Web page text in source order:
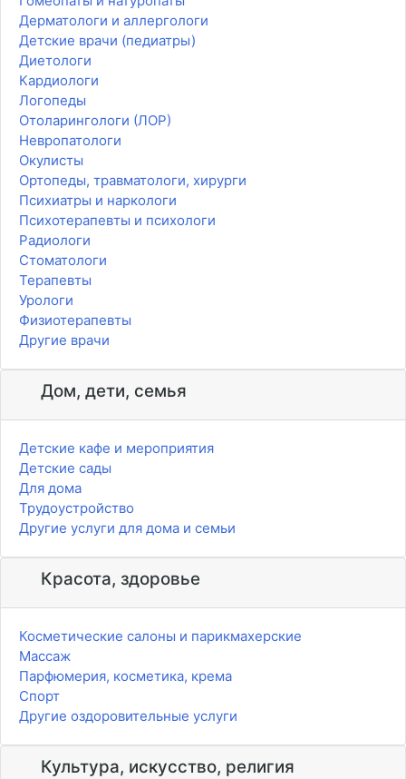
Дерматологи и аллергологи
Детские врачи (педиатры)
Диетологи
Кардиологи
Логопеды
Отоларингологи (ЛОР)
Невропатологи
Окулисты
Ортопеды, травматологи, хирурги
Психиатры и наркологи
Психотерапевты и психологи
Радиологи
Стоматологи
Терапевты
Урологи
Физиотерапевты
Другие врачи
Дом, дети, семья
Детские кафе и мероприятия
Детские сады
Для дома
Трудоустройство
Другие услуги для дома и семьи
Красота, здоровье
Косметические салоны и парикмахерские
Массаж
Парфюмерия, косметика, крема
Спорт
Другие оздоровительные услуги
Культура, искусство, религия